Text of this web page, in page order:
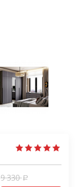
9 330